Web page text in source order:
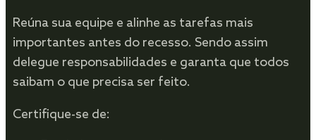
Reúna sua equipe e alinhe as tarefas mais
importantes antes do recesso. Sendo assim
delegue responsabilidades e garanta que todos
saibam o que precisa ser feito.
Certifique-se de: